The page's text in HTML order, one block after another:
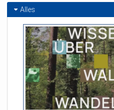
Turnier komplett egal?
Alles